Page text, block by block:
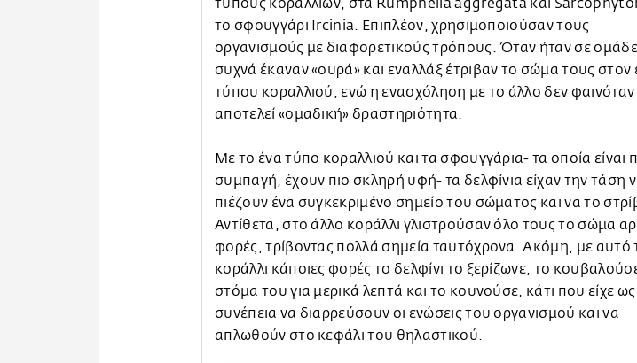
τύπους κοραλλιών, στα Rumphella aggregata και
το σφουγγάρι Ircinia. Επιπλέον, χρησιμοποιούσαν τους
οργανισμούς με διαφορετικούς τρόπους. Όταν ήταν σε
συχνά έκαναν «ουρά» και εναλλάξ έτριβαν το σώμα τους στον
τύπου κοραλλιού, ενώ η ενασχόληση με το άλλο δεν φαινόταν
αποτελεί «ομαδική» δραστηριότητα.
Με το ένα τύπο κοραλλιού και τα σφουγγάρια- τα οποία είναι
συμπαγή, έχουν πιο σκληρή υφή- τα δελφίνια είχαν την τάση
πιέζουν ένα συγκεκριμένο σημείο του σώματος και να το
Αντίθετα, στο άλλο κοράλλι γλιστρούσαν όλο τους το σώμα
φορές, τρίβοντας πολλά σημεία ταυτόχρονα. Ακόμη, με αυτό
κοράλλι κάποιες φορές το δελφίνι το ξερίζωνε, το
στόμα του για μερικά λεπτά και το κουνούσε, κάτι που είχε ως
συνέπεια να διαρρεύσουν οι ενώσεις του οργανισμού και να
απλωθούν στο κεφάλι του θηλαστικού.